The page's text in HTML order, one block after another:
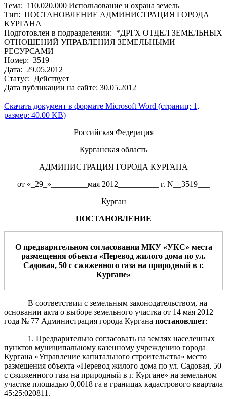
Тема: 110.020.000 Использование и охрана земель
Тип: ПОСТАНОВЛЕНИЕ АДМИНИСТРАЦИЯ ГОРОДА
КУРГАНА
Подготовлен в подразделении: *ДРГХ ОТДЕЛ ЗЕМЕЛЬНЫХ
ОТНОШЕНИЙ УПРАВЛЕНИЯ ЗЕМЕЛЬНЫМИ
РЕСУРСАМИ
Номер: 3519
Дата: 29.05.2012
Статус: Действует
Дата публикации на сайте: 30.05.2012
Скачать документ в формате Microsoft Word (страниц: 1,
размер: 40.00 KB)
Российская Федерация
Курганская область
АДМИНИСТРАЦИЯ ГОРОДА КУРГАНА
от «_29_»_________мая 2012__________ г. N__3519___
Курган
ПОСТАНОВЛЕНИЕ
О предварительном согласовании МКУ «УКС» места
размещения объекта «Перевод жилого дома по ул.
Садовая, 50 с сжиженного газа на природный в г.
Кургане»
В соответствии с земельным законодательством, на
основании акта о выборе земельного участка от 14 мая 2012
года № 77 Администрация города Кургана постановляет:
1. Предварительно согласовать на землях населенных
пунктов муниципальному казенному учреждению города
Кургана «Управление капитального строительства» место
размещения объекта «Перевод жилого дома по ул. Садовая, 50
с сжиженного газа на природный в г. Кургане» на земельном
участке площадью 0,0018 га в границах кадастрового квартала
45:25:020811.